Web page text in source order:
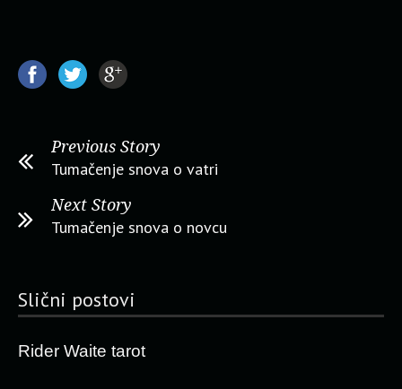
Previous Story
Tumačenje snova o vatri
Next Story
Tumačenje snova o novcu
Slični postovi
Rider Waite tarot